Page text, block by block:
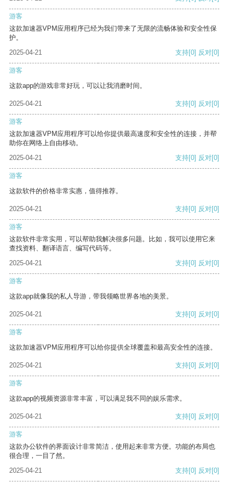
游客
这款加速器VPM应用程序已经为我们带来了无限的流畅体验和安全性保
护。
2025-04-21
支持[0] 反对[0]
游客
这款app的游戏非常好玩，可以让我消磨时间。
2025-04-21 支持[0] 反对[0]
游客
这款加速器VPM应用程序可以给你提供最高速度和安全性的连接，并帮
助你在网络上自由移动。
2025-04-21
支持[0] 反对[0]
游客
这款软件的价格非常实惠，值得推荐。
2025-04-21 支持[0] 反对[0]
游客
这款软件非常实用，可以帮助我解决很多问题。比如，我可以使用它来
查找资料、翻译语言、编写代码等。
2025-04-21
支持[0] 反对[0]
游客
这款app就像我的私人导游，带我领略世界各地的美景。
2025-04-21 支持[0] 反对[0]
游客
这款加速器VPM应用程序可以给你提供全球覆盖和最高安全性的连接。
2025-04-21 支持[0] 反对[0]
游客
这款app的视频资源非常丰富，可以满足我不同的娱乐需求。
2025-04-21 支持[0] 反对[0]
游客
这款办公软件的界面设计非常简洁，使用起来非常方便。功能的布局也
很合理，一目了然。
2025-04-21
支持[0] 反对[0]